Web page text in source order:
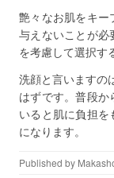
艶々なお肌をキー
与えないことが
を考慮して選択す
洗顔と言いますの
はずです。普段
いると肌に負担を
になります。
Published by